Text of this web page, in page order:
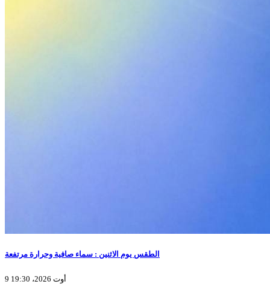
الطقس يوم الاثنين : سماء صافية وحرارة مرتفعة
9 أوت 2026، 19:30